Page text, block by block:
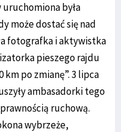
była
może dostać się nad
fotografka i aktywistka
pieszego rajdu
km po zmianę”. 3 lipca
ambasadorki tego
ruchową.
wybrzeże,